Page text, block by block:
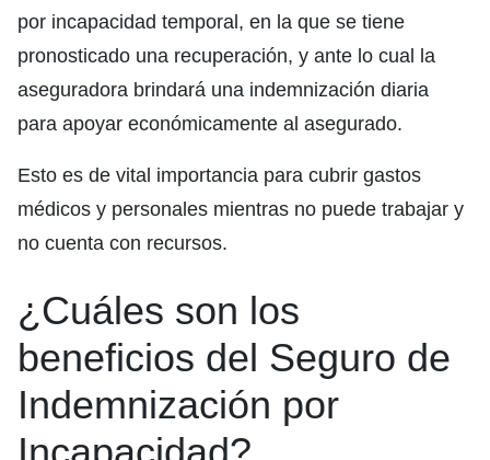
por incapacidad temporal, en la que se tiene
pronosticado una recuperación, y ante lo cual la
aseguradora brindará una indemnización diaria
para apoyar económicamente al asegurado.
Esto es de vital importancia para cubrir gastos
médicos y personales mientras no puede trabajar y
no cuenta con recursos.
¿Cuáles son los
beneficios del Seguro de
Indemnización por